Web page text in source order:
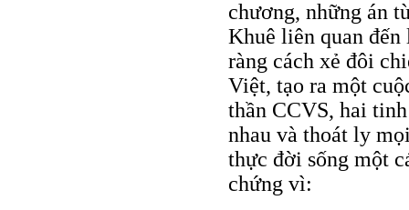
chương, những án
Khuê liên quan
ràng cách xẻ đôi
Việt, tạo ra một
thần CCVS, hai
nhau và thoát ly
thực đời sống một
chứng vì: